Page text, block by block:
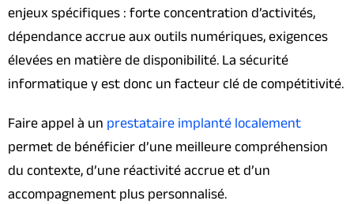
enjeux spécifiques : forte concentration d’activités,
dépendance accrue aux outils numériques, exigences
élevées en matière de disponibilité. La sécurité
informatique y est donc un facteur clé de compétitivité.
Faire appel à un prestataire implanté localement
permet de bénéficier d’une meilleure compréhension
du contexte, d’une réactivité accrue et d’un
accompagnement plus personnalisé.